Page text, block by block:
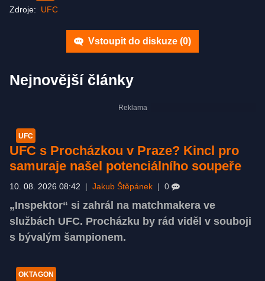
Zdroje: UFC
Vstoupit do diskuze (0)
Nejnovější články
UFC
UFC s Procházkou v Praze? Kincl pro
samuraje našel potenciálního soupeře
10. 08. 2026 08:42 Jakub Štěpánek 0
„Inspektor“ si zahrál na matchmakera ve
službách UFC. Procházku by rád viděl v souboji
s bývalým šampionem.
OKTAGON